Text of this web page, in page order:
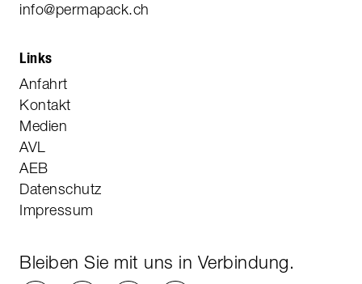
info@permapack.ch
Links
Anfahrt
Kontakt
Medien
AVL
AEB
Datenschutz
Impressum
Bleiben Sie mit uns in Verbindung.